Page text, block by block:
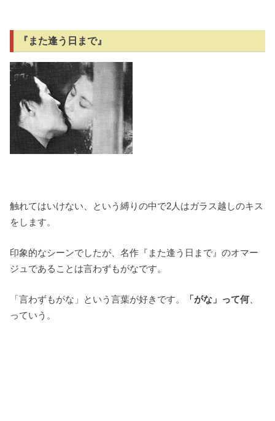
『また逢う日まで』
触れてはいけない、という縛りの中で2人はガラス越しのキス
をします。
印象的なシーンでしたが、名作『また逢う日まで』のオマー
ジュであることは言わずもがなです。
「言わずもがな」という言葉が好きです。 「がな」って何、
っていう。